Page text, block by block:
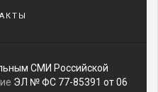
harcadığı
yakın
olan
СМИ Российской
ЭЛ № ФС 77-85391 от 06